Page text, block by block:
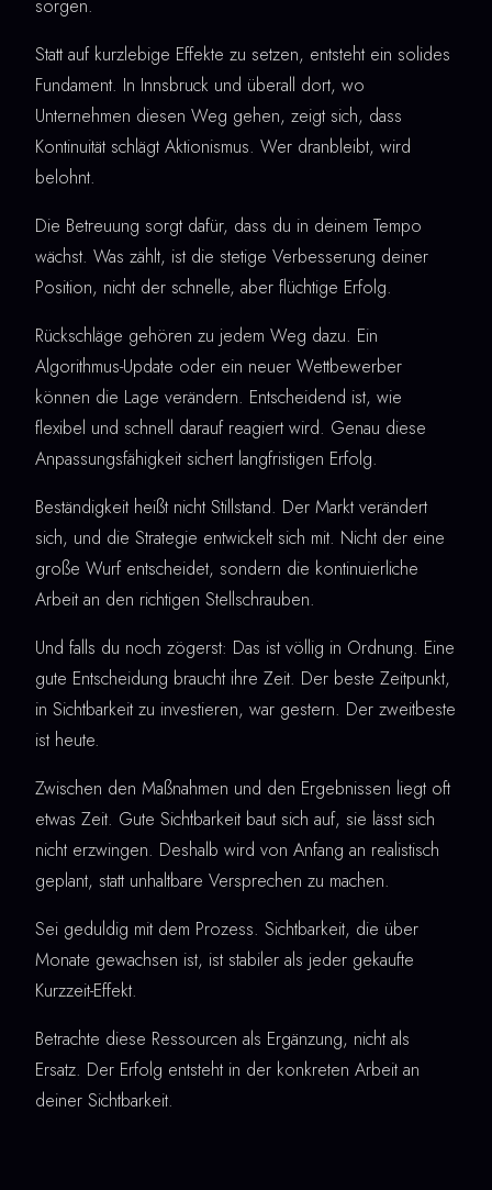
sorgen.
Statt auf kurzlebige Effekte zu setzen, entsteht ein solides
Fundament. In Innsbruck und überall dort, wo
Unternehmen diesen Weg gehen, zeigt sich, dass
Kontinuität schlägt Aktionismus. Wer dranbleibt, wird
belohnt.
Die Betreuung sorgt dafür, dass du in deinem Tempo
wächst. Was zählt, ist die stetige Verbesserung deiner
Position, nicht der schnelle, aber flüchtige Erfolg.
Rückschläge gehören zu jedem Weg dazu. Ein
Algorithmus-Update oder ein neuer Wettbewerber
können die Lage verändern. Entscheidend ist, wie
flexibel und schnell darauf reagiert wird. Genau diese
Anpassungsfähigkeit sichert langfristigen Erfolg.
Beständigkeit heißt nicht Stillstand. Der Markt verändert
sich, und die Strategie entwickelt sich mit. Nicht der eine
große Wurf entscheidet, sondern die kontinuierliche
Arbeit an den richtigen Stellschrauben.
Und falls du noch zögerst: Das ist völlig in Ordnung. Eine
gute Entscheidung braucht ihre Zeit. Der beste Zeitpunkt,
in Sichtbarkeit zu investieren, war gestern. Der zweitbeste
ist heute.
Zwischen den Maßnahmen und den Ergebnissen liegt oft
etwas Zeit. Gute Sichtbarkeit baut sich auf, sie lässt sich
nicht erzwingen. Deshalb wird von Anfang an realistisch
geplant, statt unhaltbare Versprechen zu machen.
Sei geduldig mit dem Prozess. Sichtbarkeit, die über
Monate gewachsen ist, ist stabiler als jeder gekaufte
Kurzzeit-Effekt.
Betrachte diese Ressourcen als Ergänzung, nicht als
Ersatz. Der Erfolg entsteht in der konkreten Arbeit an
deiner Sichtbarkeit.